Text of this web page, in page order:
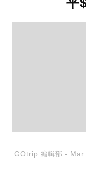
平
GOtrip 編輯部 Mar